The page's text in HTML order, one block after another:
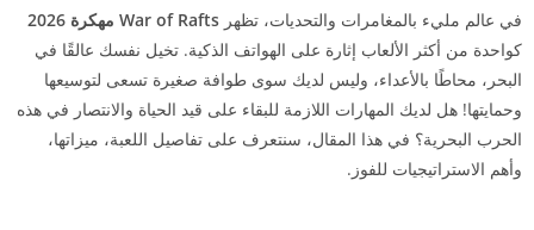
في عالم مليء بالمغامرات والتحديات، تظهر War of Rafts مهكرة 2026
كواحدة من أكثر الألعاب إثارة على الهواتف الذكية. تخيل نفسك عالقًا في
البحر، محاطًا بالأعداء، وليس لديك سوى طوافة صغيرة تسعى لتوسيعها
وحمايتها! هل لديك المهارات اللازمة للبقاء على قيد الحياة والانتصار في هذه
الحرب البحرية؟ في هذا المقال، سنتعرف على تفاصيل اللعبة، ميزاتها،
وأهم الاستراتيجيات للفوز.